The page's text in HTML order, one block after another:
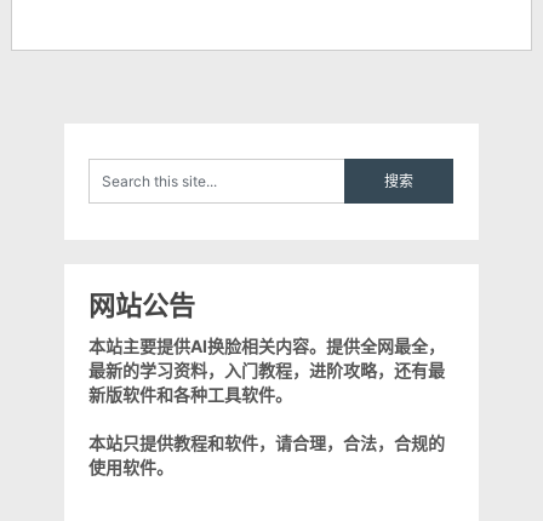
网站公告
本站主要提供AI换脸相关内容。提供全网最全，
最新的学习资料，入门教程，进阶攻略，还有最
新版软件和各种工具软件。
本站只提供教程和软件，请合理，合法，合规的
使用软件。